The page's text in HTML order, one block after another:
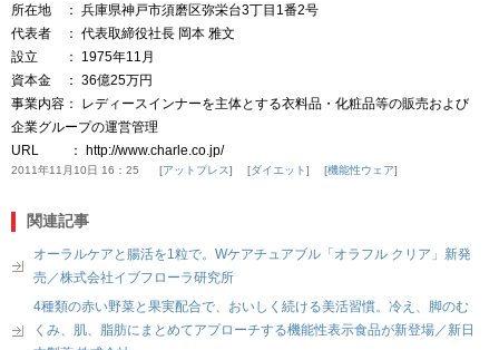
所在地 ： 兵庫県神戸市須磨区弥栄台3丁目1番2号
代表者 ： 代表取締役社長 岡本 雅文
設立 ： 1975年11月
資本金 ： 36億25万円
事業内容： レディースインナーを主体とする衣料品・化粧品等の販売および
企業グループの運営管理
URL ： http://www.charle.co.jp/
2011年11月10日 16：25 アットプレス ダイエット 機能性ウェア
関連記事
オーラルケアと腸活を1粒で。Wケアチュアブル「オラフル クリア」新発
売／株式会社イブフローラ研究所
4種類の赤い野菜と果実配合で、おいしく続ける美活習慣。冷え、脚のむ
くみ、肌、脂肪にまとめてアプローチする機能性表示食品が新登場／新日